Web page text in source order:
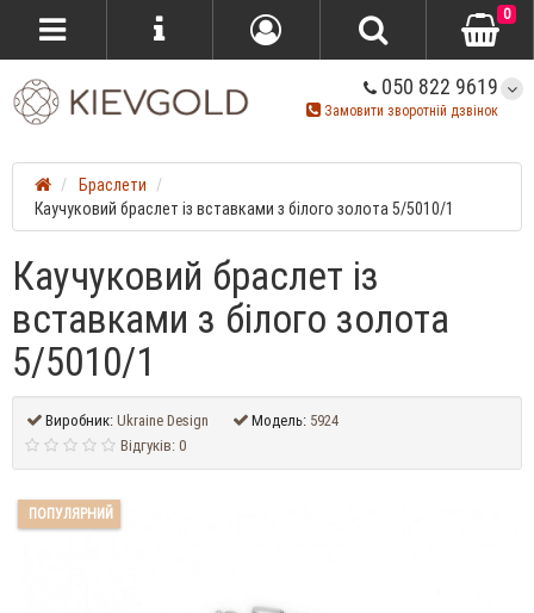
050 822 9619
Замовити зворотній дзвінок
0
Браслети
Каучуковий браслет із вставками з білого золота 5/5010/1
Каучуковий браслет із
вставками з білого золота
5/5010/1
Виробник:Ukraine Design Модель: 5924
Відгуків: 0
ПОПУЛЯРНИЙ